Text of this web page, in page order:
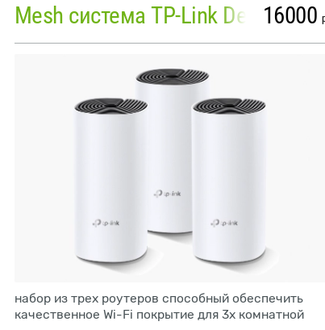
Mesh система TP-Link Deco M4 (3 устройства)
16000
набор из трех роутеров способный обеспечить
качественное Wi-Fi покрытие для 3х комнатной